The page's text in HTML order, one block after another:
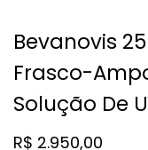
Bevanovis
Frasco-
Solução De
R$ 2.950,00